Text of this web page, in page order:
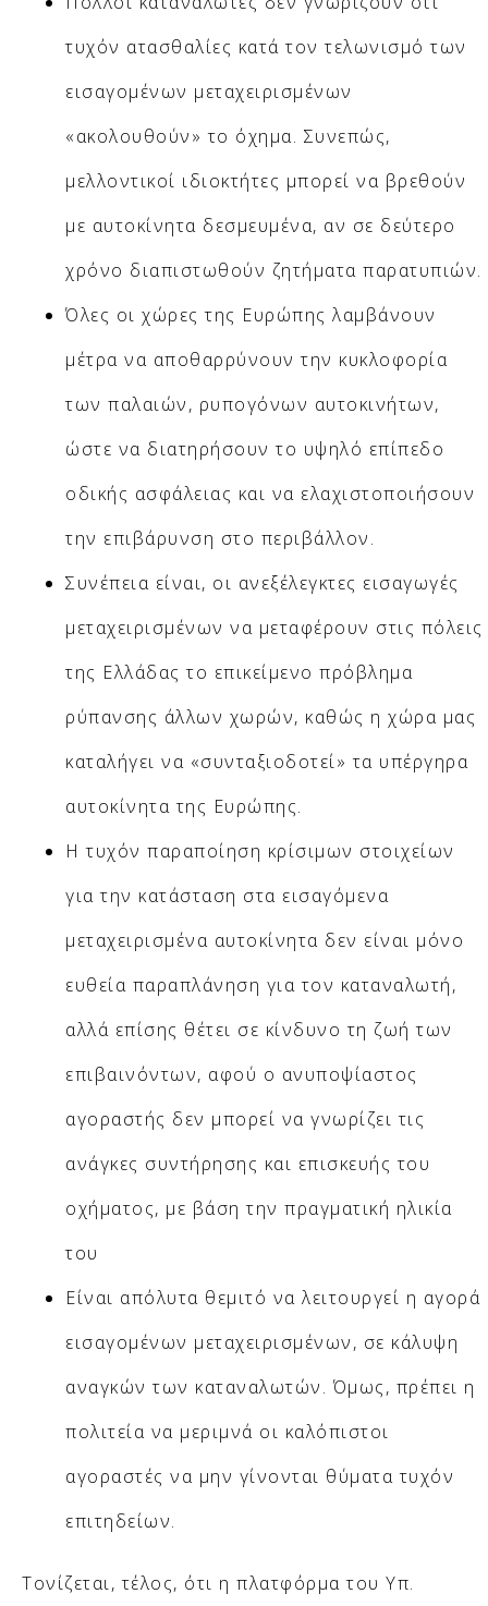
τυχόν ατασθαλίες κατά τον τελωνισμό των
εισαγομένων μεταχειρισμένων
«ακολουθούν» το όχημα. Συνεπώς,
μελλοντικοί ιδιοκτήτες μπορεί να βρεθούν
με αυτοκίνητα δεσμευμένα, αν σε δεύτερο
χρόνο διαπιστωθούν ζητήματα παρατυπιών.
Όλες οι χώρες της Ευρώπης λαμβάνουν
μέτρα να αποθαρρύνουν την κυκλοφορία
των παλαιών, ρυπογόνων αυτοκινήτων,
ώστε να διατηρήσουν το υψηλό επίπεδο
οδικής ασφάλειας και να ελαχιστοποιήσουν
την επιβάρυνση στο περιβάλλον.
Συνέπεια είναι, οι ανεξέλεγκτες εισαγωγές
μεταχειρισμένων να μεταφέρουν στις πόλεις
της Ελλάδας το επικείμενο πρόβλημα
ρύπανσης άλλων χωρών, καθώς η χώρα μας
καταλήγει να «συνταξιοδοτεί» τα υπέργηρα
αυτοκίνητα της Ευρώπης.
Η τυχόν παραποίηση κρίσιμων στοιχείων
για την κατάσταση στα εισαγόμενα
μεταχειρισμένα αυτοκίνητα δεν είναι μόνο
ευθεία παραπλάνηση για τον καταναλωτή,
αλλά επίσης θέτει σε κίνδυνο τη ζωή των
επιβαινόντων, αφού ο ανυποψίαστος
αγοραστής δεν μπορεί να γνωρίζει τις
ανάγκες συντήρησης και επισκευής του
οχήματος, με βάση την πραγματική ηλικία
του
Είναι απόλυτα θεμιτό να λειτουργεί η αγορά
εισαγομένων μεταχειρισμένων, σε κάλυψη
αναγκών των καταναλωτών. Όμως, πρέπει η
πολιτεία να μεριμνά οι καλόπιστοι
αγοραστές να μην γίνονται θύματα τυχόν
επιτηδείων.
Τονίζεται, τέλος, ότι η πλατφόρμα του Υπ.